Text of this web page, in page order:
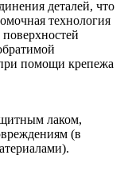
деталей, что
технология
помощи крепежа
лаком,
(в